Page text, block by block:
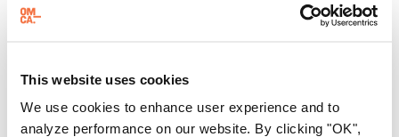
This website uses cookies
We use cookies to enhance user experience and to
analyze performance on our website. By clicking "OK",
了解更多